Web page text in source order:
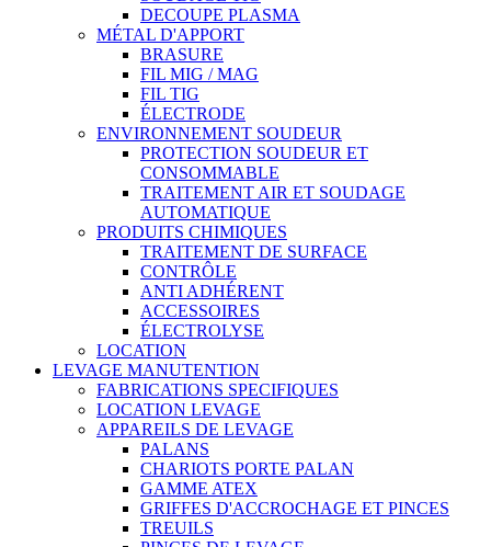
DECOUPE PLASMA
MÉTAL D'APPORT
BRASURE
FIL MIG / MAG
FIL TIG
ÉLECTRODE
ENVIRONNEMENT SOUDEUR
PROTECTION SOUDEUR ET
CONSOMMABLE
TRAITEMENT AIR ET SOUDAGE
AUTOMATIQUE
PRODUITS CHIMIQUES
TRAITEMENT DE SURFACE
CONTRÔLE
ANTI ADHÉRENT
ACCESSOIRES
ÉLECTROLYSE
LOCATION
LEVAGE MANUTENTION
FABRICATIONS SPECIFIQUES
LOCATION LEVAGE
APPAREILS DE LEVAGE
PALANS
CHARIOTS PORTE PALAN
GAMME ATEX
GRIFFES D'ACCROCHAGE ET PINCES
TREUILS